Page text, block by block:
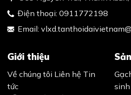
Điện thoại: 0911772198
Email:
Giới thiệu
Về chúng tôi Liên hệ Tin
tức
sinh